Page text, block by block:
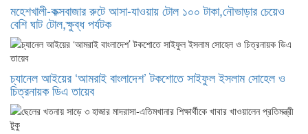
মহেশখালী-কক্সবাজার রুটে আসা-যাওয়ায় টোল ১০০ টাকা,নৌভাড়ার চেয়েও
বেশি ঘাট টোল,ক্ষুব্ধ পর্যটক
চ্যানেল আইয়ের ‘আমরাই বাংলাদেশ’ টকশোতে সাইফুল ইসলাম সোহেল ও
চিত্রনায়ক ডিএ তায়েব